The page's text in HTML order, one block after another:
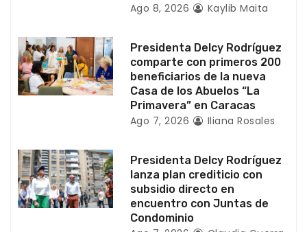
r
a
d
s
Ago 8, 2026 Kaylib Maita
Presidenta Delcy Rodríguez
comparte con primeros 200
beneficiarios de la nueva
Casa de los Abuelos “La
Primavera” en Caracas
Ago 7, 2026 Iliana Rosales
Presidenta Delcy Rodríguez
lanza plan crediticio con
subsidio directo en
encuentro con Juntas de
Condominio